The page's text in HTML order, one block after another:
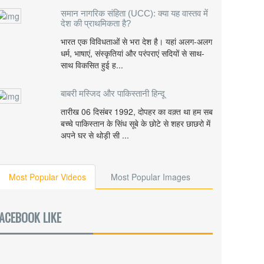
समान नागरिक संहिता (UCC): क्या यह वास्तव में
देश की प्राथमिकता है?
भारत एक विविधताओं से भरा देश है। यहां अलग-अलग
धर्म, भाषाएं, संस्कृतियां और परंपराएं सदियों से साथ-
साथ विकसित हुई ह...
बाबरी मस्जिद और पाकिस्तानी हिन्दू
तारीख 06 दिसंबर 1992, दोपहर का वक़्त था हम सब
बच्चे पाकिस्तान के सिंध सूबे के छोटे से शहर छाछरो में
अपने घर से थोड़ी सी ...
Most Popular Videos Most Popular Images
LIKE